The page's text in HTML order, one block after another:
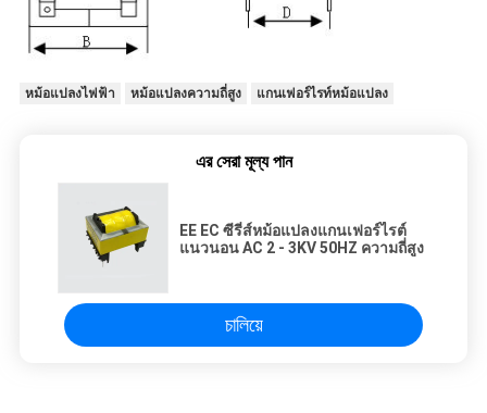
หม้อแปลงไฟฟ้า หม้อแปลงความถี่สูง แกนเฟอร์ไรท์หม้อแปลง
এর সেরা মূল্য পান
EE EC ซีรี่ส์หม้อแปลงแกนเฟอร์ไรต์
แนวนอน AC 2 - 3KV 50HZ ความถี่สูง
চালিয়ে